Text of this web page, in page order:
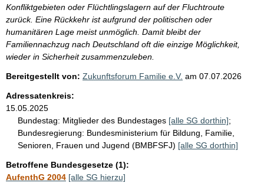
Konfliktgebieten oder Flüchtlingslagern auf der Fluchtroute
zurück. Eine Rückkehr ist aufgrund der politischen oder
humanitären Lage meist unmöglich. Damit bleibt der
Familiennachzug nach Deutschland oft die einzige Möglichkeit,
wieder in Sicherheit zusammenzuleben.
Bereitgestellt von: Zukunftsforum Familie e.V. am 07.07.2026
Adressatenkreis:
15.05.2025
Bundestag: Mitglieder des Bundestages [alle SG dorthin];
Bundesregierung: Bundesministerium für Bildung, Familie,
Senioren, Frauen und Jugend (BMBFSFJ) [alle SG dorthin]
Betroffene Bundesgesetze (1):
AufenthG 2004 [alle SG hierzu]